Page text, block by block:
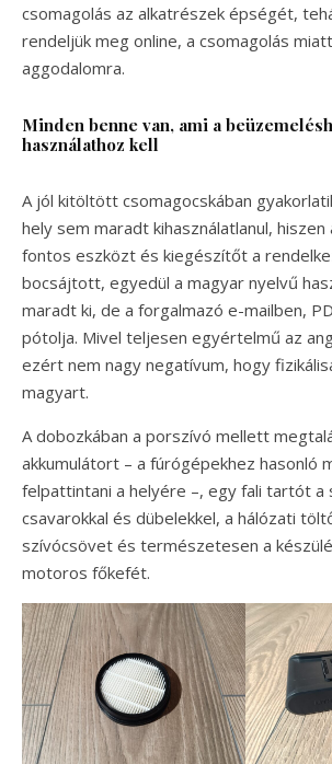
csomagolás az alkatrészek épségét,
rendeljük meg online, a csomagolás
aggodalomra.
Minden benne van, ami a
használathoz kell
A jól kitöltött csomagocskában
hely sem maradt kihasználatlanul,
fontos eszközt és kiegészítőt a
bocsájtott, egyedül a magyar nyelvű
maradt ki, de a forgalmazó e-mailben,
pótolja. Mivel teljesen egyértelmű az
ezért nem nagy negatívum, hogy
magyart.
A dobozkában a porszívó mellett
akkumulátort – a fúrógépekhez hasonló
felpattintani a helyére –, egy fali tartót a
csavarokkal és dübelekkel, a hálózati
szívócsövet és természetesen a
motoros főkefét.